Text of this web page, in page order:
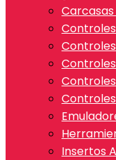
Controles
Insertos